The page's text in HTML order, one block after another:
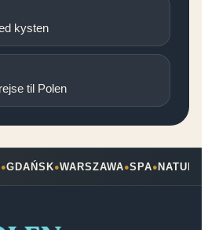
kysten
til Polen
●GDAŃSK●WARSZAWA●SPA● NATUR